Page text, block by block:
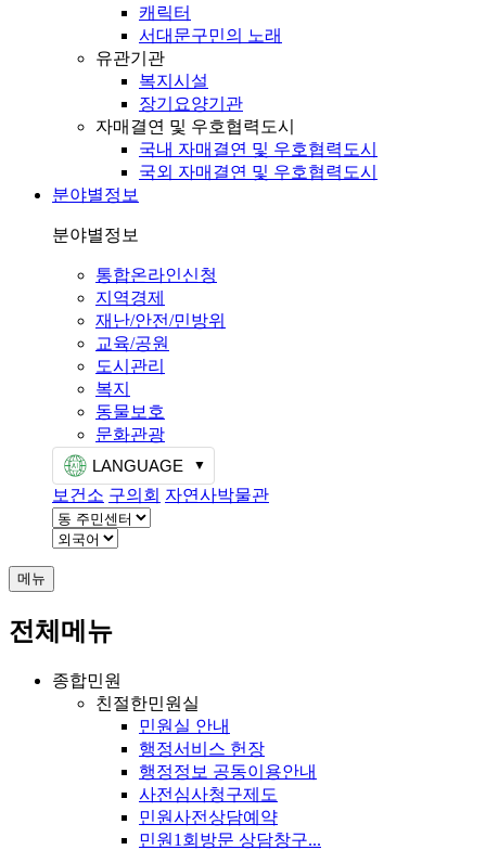
캐릭터
서대문구민의 노래
유관기관
복지시설
장기요양기관
자매결연 및 우호협력도시
국내 자매결연 및 우호협력도시
국외 자매결연 및 우호협력도시
분야별정보
분야별정보
통합온라인신청
지역경제
재난/안전/민방위
교육/공원
도시관리
복지
동물보호
문화관광
LANGUAGE
보건소 구의회 자연사박물관
메뉴
전체메뉴
종합민원
친절한민원실
민원실 안내
행정서비스 헌장
행정정보 공동이용안내
사전심사청구제도
민원사전상담예약
민원1회방문 상담창구...